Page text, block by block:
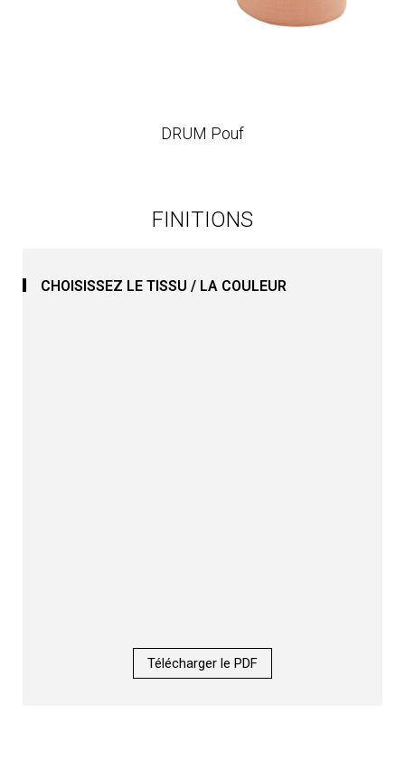
DRUM Pouf
FINITIONS
CHOISISSEZ LE TISSU / LA COULEUR
Télécharger le PDF